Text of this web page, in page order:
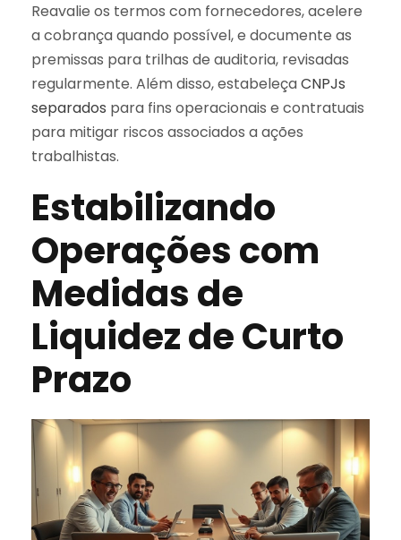
Reavalie os termos com fornecedores, acelere
a cobrança quando possível, e documente as
premissas para trilhas de auditoria, revisadas
regularmente. Além disso, estabeleçaCNPJs
separados para fins operacionais e contratuais
para mitigar riscos associados a ações
trabalhistas.
Estabilizando
Operações com
Medidas de
Liquidez de Curto
Prazo